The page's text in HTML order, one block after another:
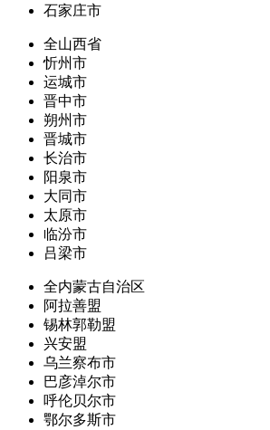
石家庄市
全山西省
忻州市
运城市
晋中市
朔州市
晋城市
长治市
阳泉市
大同市
太原市
临汾市
吕梁市
全内蒙古自治区
阿拉善盟
锡林郭勒盟
兴安盟
乌兰察布市
巴彦淖尔市
呼伦贝尔市
鄂尔多斯市